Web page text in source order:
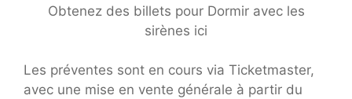
Obtenez des billets pour Dormir avec les
sirènes ici
Les préventes sont en cours via Ticketmaster,
avec une mise en vente générale à partir du